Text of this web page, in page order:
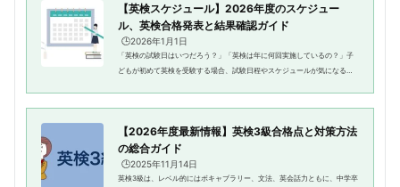
【英検スケジュール】2026年度のスケジュー
ル、英検合格発表と結果確認ガイド
🕒️2026年1月1日
「英検の試験日はいつだろう？」「英検は年に何回実施しているの？」子
どもが初めて英検を受験する場合、試験日程やスケジュールが気になると
【2026年度最新情報】英検3級合格点と対策方法
の総合ガイド
🕒️2025年11月14日
英検3級は、レベル的にはボキャブラリー、文法、英会話力ともに、中学卒